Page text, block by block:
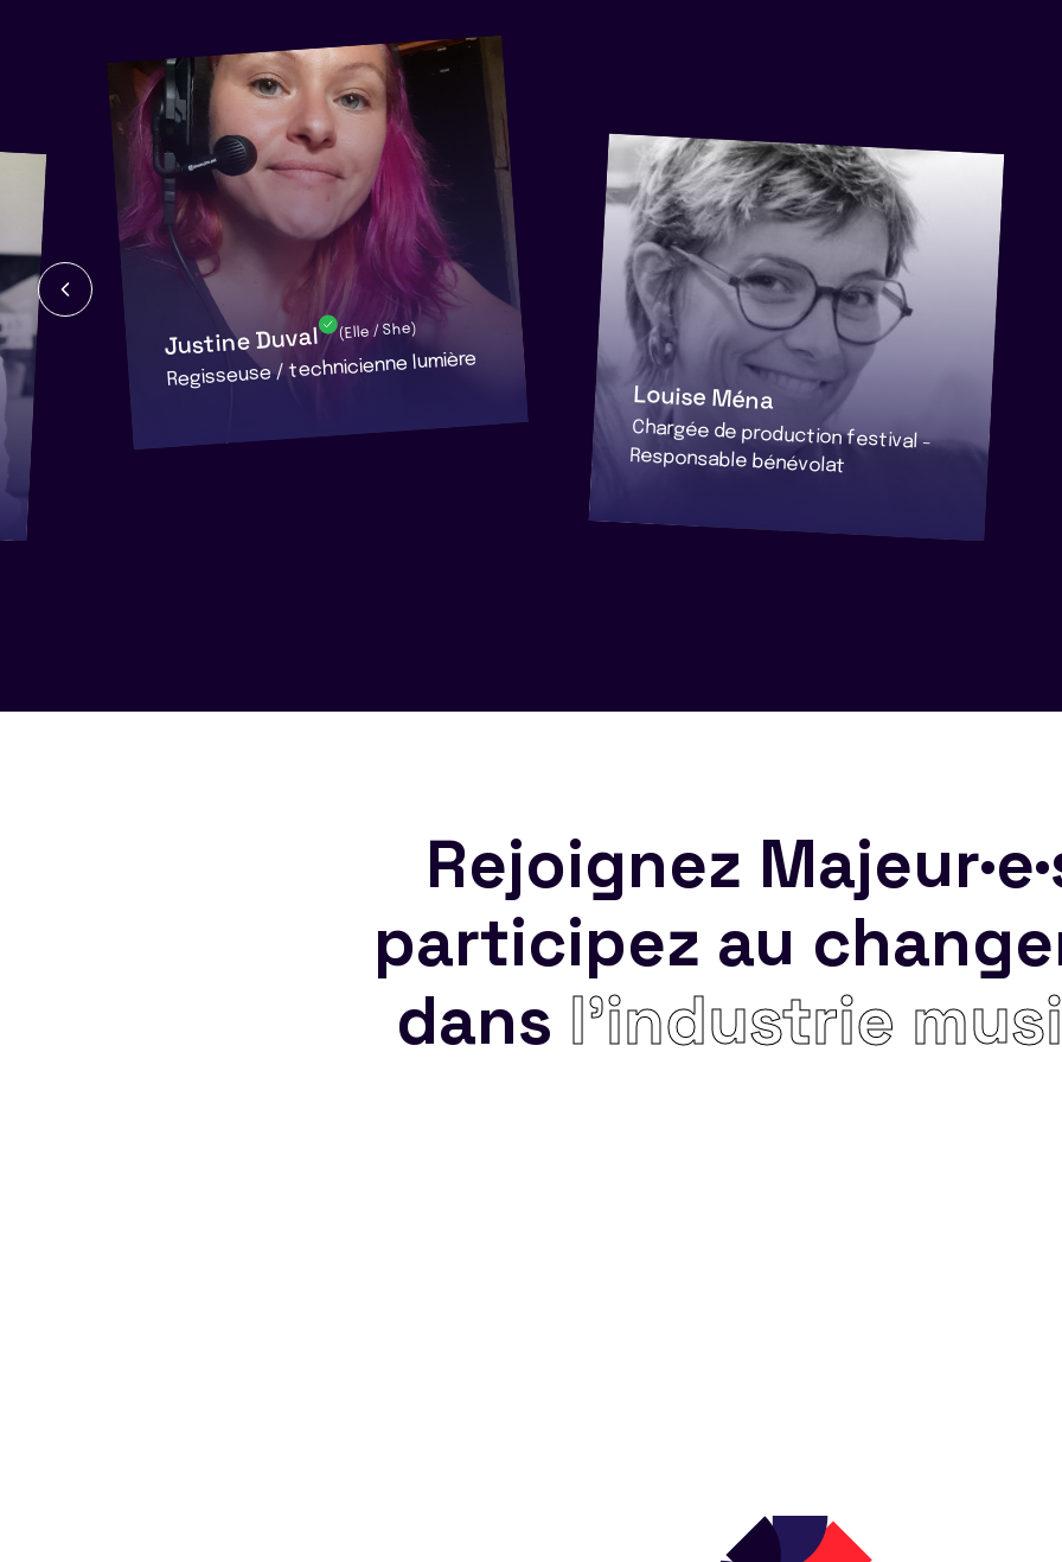
Justine Duval (Elle / She)
Regisseuse / technicienne lumière
Louise Ména
Chargée de production festival -
Responsable bénévolat
Rejoignez
participez au
dans l’industrie